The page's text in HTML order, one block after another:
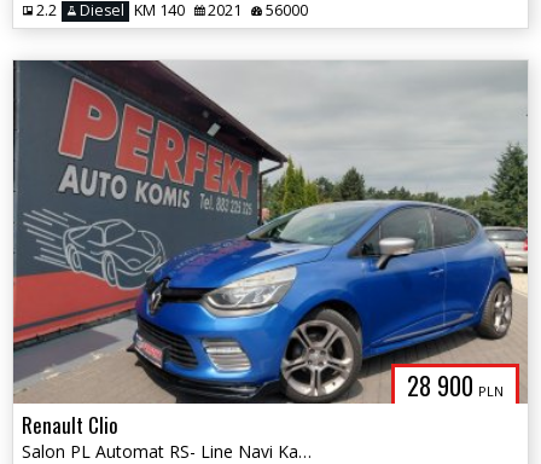
2.2 Diesel KM 140 2021 56000
28 900 PLN
Renault Clio
Salon PL Automat RS- Line Navi Kamera Sensor Elektryka PDC Alu